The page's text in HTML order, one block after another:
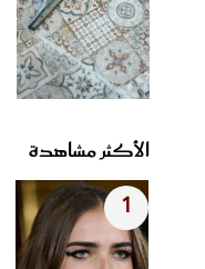
الأكثر مشاهدة
1